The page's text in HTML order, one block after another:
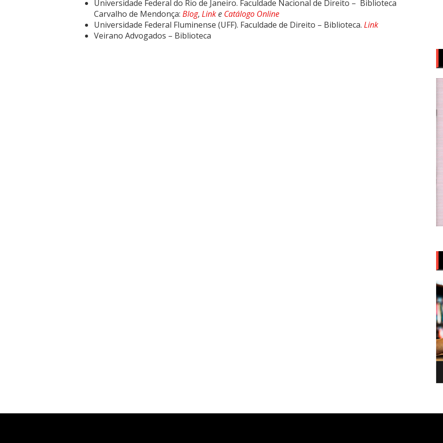
Universidade Federal do Rio de Janeiro. Faculdade Nacional de Direito – Biblioteca
Carvalho de Mendonça: Blog, Linke Catálogo Online
Universidade Federal Fluminense (UFF). Faculdade de Direito – Biblioteca. Link
Veirano Advogados – Biblioteca